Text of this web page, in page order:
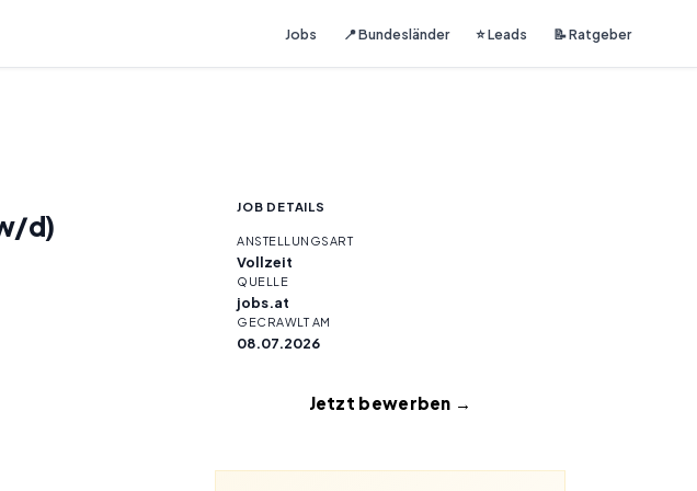
Jobs 📍 Bundesländer ⭐ Leads 📝 Ratgeber
d)
JOB DETAILS
ANSTELLUNGSART
Vollzeit
QUELLE
jobs.at
GECRAWLT AM
08.07.2026
Jetzt bewerben →